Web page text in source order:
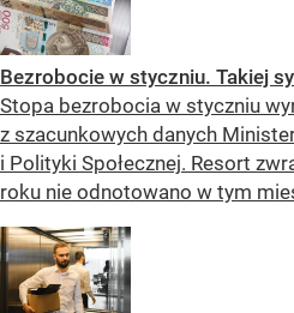
Bezrobocie w styczniu. Takiej
Stopa bezrobocia w styczniu
z szacunkowych danych
i Polityki Społecznej. Resort
roku nie odnotowano w tym